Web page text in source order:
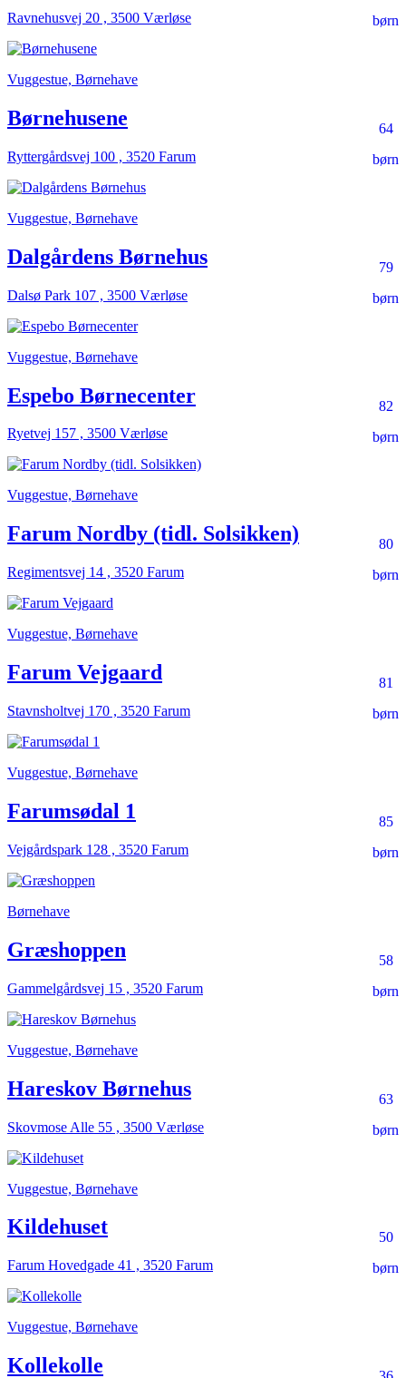
børn
Ravnehusvej 20 , 3500 Værløse
Vuggestue, Børnehave
64
børn
Børnehusene
Ryttergårdsvej 100 , 3520 Farum
Vuggestue, Børnehave
79
børn
Dalgårdens Børnehus
Dalsø Park 107 , 3500 Værløse
Vuggestue, Børnehave
82
børn
Espebo Børnecenter
Ryetvej 157 , 3500 Værløse
Vuggestue, Børnehave
80
børn
Farum Nordby (tidl. Solsikken)
Regimentsvej 14 , 3520 Farum
Vuggestue, Børnehave
81
børn
Farum Vejgaard
Stavnsholtvej 170 , 3520 Farum
Vuggestue, Børnehave
85
børn
Farumsødal 1
Vejgårdspark 128 , 3520 Farum
Børnehave
58
børn
Græshoppen
Gammelgårdsvej 15 , 3520 Farum
Vuggestue, Børnehave
63
børn
Hareskov Børnehus
Skovmose Alle 55 , 3500 Værløse
Vuggestue, Børnehave
50
børn
Kildehuset
Farum Hovedgade 41 , 3520 Farum
Vuggestue, Børnehave
Kollekolle